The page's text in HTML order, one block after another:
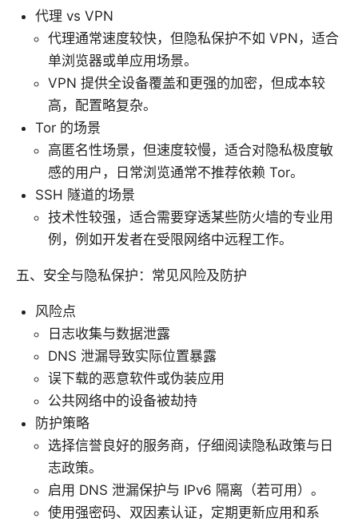
代理 vs VPN
代理通常速度较快，但隐私保护不如 VPN，适合
单浏览器或单应用场景。
VPN 提供全设备覆盖和更强的加密，但成本较
高，配置略复杂。
Tor 的场景
高匿名性场景，但速度较慢，适合对隐私极度敏
感的用户，日常浏览通常不推荐依赖 Tor。
SSH 隧道的场景
技术性较强，适合需要穿透某些防火墙的专业用
例，例如开发者在受限网络中远程工作。
五、安全与隐私保护：常见风险及防护
风险点
日志收集与数据泄露
DNS 泄漏导致实际位置暴露
误下载的恶意软件或伪装应用
公共网络中的设备被劫持
防护策略
选择信誉良好的服务商，仔细阅读隐私政策与日
志政策。
启用 DNS 泄漏保护与 IPv6 隔离（若可用）。
使用强密码、双因素认证，定期更新应用和系